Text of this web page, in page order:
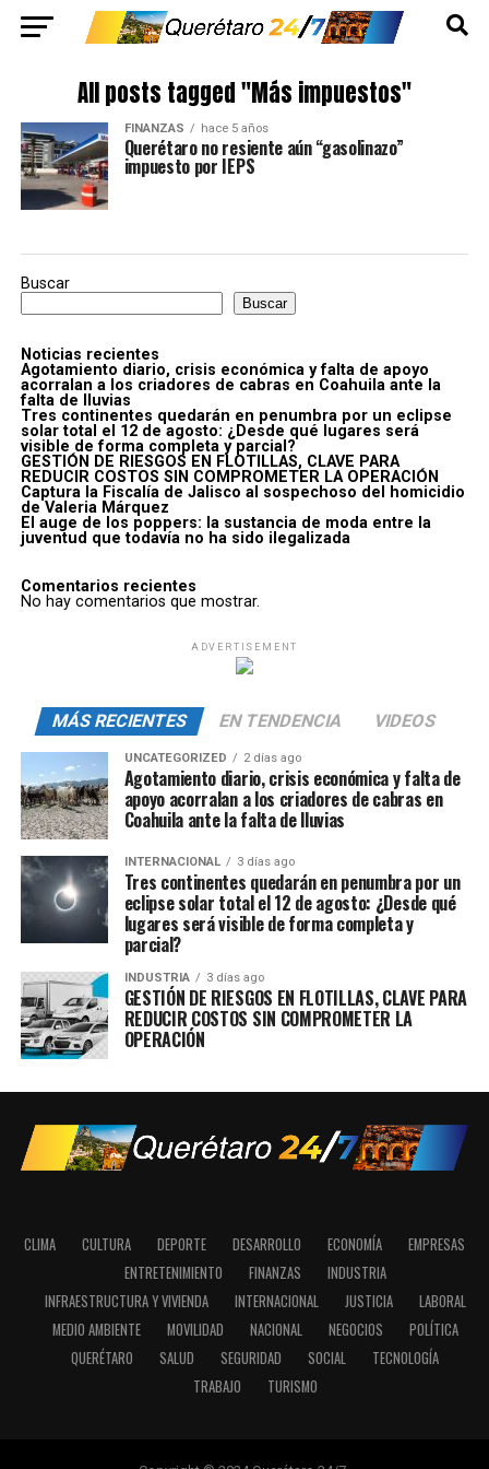
All posts tagged "Más impuestos"
FINANZAS hace 5 años
Querétaro no resiente aún “gasolinazo”
impuesto por IEPS
Buscar
Buscar
Noticias recientes
Agotamiento diario, crisis económica y falta de apoyo
acorralan a los criadores de cabras en Coahuila ante la
falta de lluvias
Tres continentes quedarán en penumbra por un eclipse
solar total el 12 de agosto: ¿Desde qué lugares será
visible de forma completa y parcial?
GESTIÓN DE RIESGOS EN FLOTILLAS, CLAVE PARA
REDUCIR COSTOS SIN COMPROMETER LA OPERACIÓN
Captura la Fiscalía de Jalisco al sospechoso del homicidio
de Valeria Márquez
El auge de los poppers: la sustancia de moda entre la
juventud que todavía no ha sido ilegalizada
Comentarios recientes
No hay comentarios que mostrar.
ADVERTISEMENT
MÁS RECIENTES EN TENDENCIA VIDEOS
UNCATEGORIZED 2 días ago
Agotamiento diario, crisis económica y falta de
apoyo acorralan a los criadores de cabras en
Coahuila ante la falta de lluvias
INTERNACIONAL 3 días ago
Tres continentes quedarán en penumbra por un
eclipse solar total el 12 de agosto: ¿Desde qué
lugares será visible de forma completa y
parcial?
INDUSTRIA 3 días ago
GESTIÓN DE RIESGOS EN FLOTILLAS, CLAVE PARA
REDUCIR COSTOS SIN COMPROMETER LA
OPERACIÓN
CLIMA CULTURA DEPORTE DESARROLLO ECONOMÍA
EMPRESAS
ENTRETENIMIENTO
FINANZAS
INDUSTRIA
INFRAESTRUCTURA Y VIVIENDA
INTERNACIONAL JUSTICIA
LABORAL
MEDIO AMBIENTE
MOVILIDAD NACIONAL NEGOCIOS
POLÍTICA
QUERÉTARO
SALUD SEGURIDAD SOCIAL
TECNOLOGÍA
TRABAJO
TURISMO